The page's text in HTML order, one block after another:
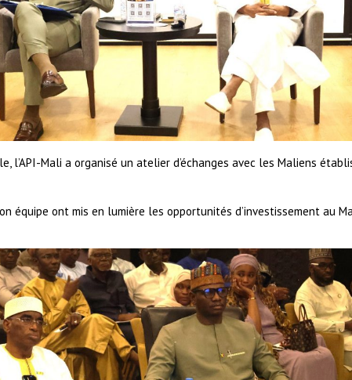
l’API-Mali a organisé un atelier d’échanges avec les Maliens
équipe ont mis en lumière les opportunités d’investissement au